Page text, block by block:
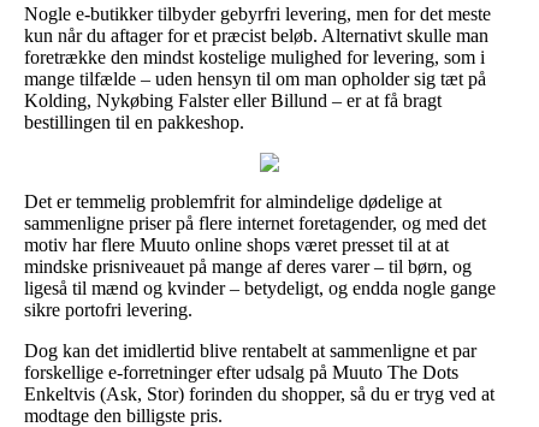
Nogle e-butikker tilbyder gebyrfri levering, men for det meste
kun når du aftager for et præcist beløb. Alternativt skulle man
foretrække den mindst kostelige mulighed for levering, som i
mange tilfælde – uden hensyn til om man opholder sig tæt på
Kolding, Nykøbing Falster eller Billund – er at få bragt
bestillingen til en pakkeshop.
Det er temmelig problemfrit for almindelige dødelige at
sammenligne priser på flere internet foretagender, og med det
motiv har flere Muuto online shops været presset til at at
mindske prisniveauet på mange af deres varer – til børn, og
ligeså til mænd og kvinder – betydeligt, og endda nogle gange
sikre portofri levering.
Dog kan det imidlertid blive rentabelt at sammenligne et par
forskellige e-forretninger efter udsalg på Muuto The Dots
Enkeltvis (Ask, Stor) forinden du shopper, så du er tryg ved at
modtage den billigste pris.